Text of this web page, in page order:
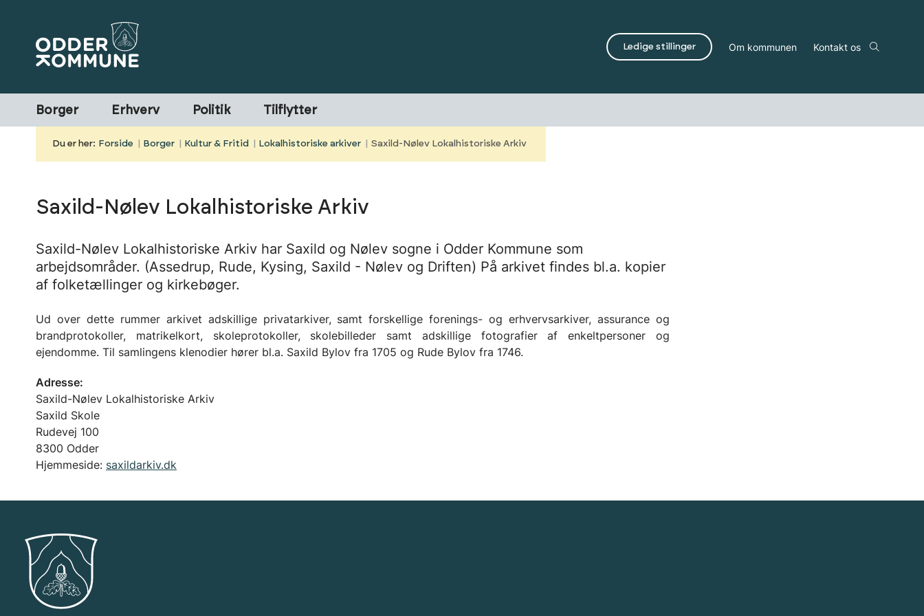
Ledige stillinger Om kommunen Kontakt os
Borger Erhverv Politik Tilflytter
Du er her: Forside Borger Kultur & Fritid Lokalhistoriske arkiver Saxild-Nølev Lokalhistoriske Arkiv
Saxild-Nølev Lokalhistoriske Arkiv
Saxild-Nølev Lokalhistoriske Arkiv har Saxild og Nølev sogne i Odder Kommune som
arbejdsområder. (Assedrup, Rude, Kysing, Saxild - Nølev og Driften) På arkivet findes bl.a. kopier
af folketællinger og kirkebøger.
Ud over dette rummer arkivet adskillige privatarkiver, samt forskellige forenings- og erhvervsarkiver, assurance og
brandprotokoller, matrikelkort, skoleprotokoller, skolebilleder samt adskillige fotografier af enkeltpersoner og
ejendomme. Til samlingens klenodier hører bl.a. Saxild Bylov fra 1705 og Rude Bylov fra 1746.
Adresse:
Saxild-Nølev Lokalhistoriske Arkiv
Saxild Skole
Rudevej 100
8300 Odder
Hjemmeside: saxildarkiv.dk